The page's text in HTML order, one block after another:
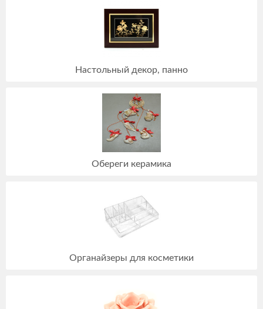
Настольный декор, панно
Обереги керамика
Органайзеры для косметики